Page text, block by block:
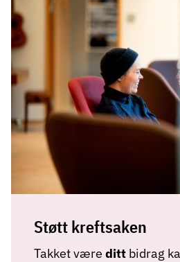
Støtt kreftsaken
Takket være dittbidrag